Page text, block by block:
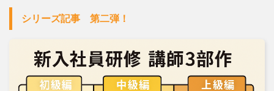
シリーズ記事 第二弾！